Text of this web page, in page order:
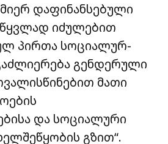
დაფინანსებული
იძულებით
პირთა სოციალურ-
გენდერული
მათი
და სოციალური
გზით“.